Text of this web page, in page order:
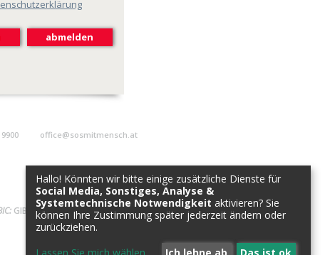
office@sosmitmensch.at
GIBAATWWXXX
Hallo! Könnten wir bitte einige zusätzliche Dienste für
Social Media, Sonstiges, Analyse &
Systemtechnische Notwendigkeit aktivieren? Sie
können Ihre Zustimmung später jederzeit ändern oder
zurückziehen.